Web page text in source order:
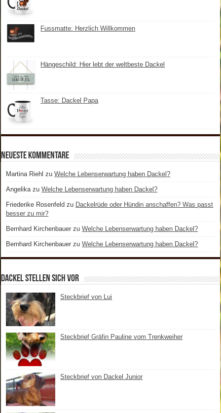
Fussmatte: Herzlich Willkommen
Hängeschild: Hier lebt der weltbeste Dackel
Tasse: Dackel Papa
Neueste Kommentare
Martina Riehl zuWelche Lebenserwartung haben Dackel?
Angelika zuWelche Lebenserwartung haben Dackel?
Friederike Rosenfeld zu Dackelrüde oder Hündin anschaffen? Was passt
besser zu mir?
Bernhard Kirchenbauer zuWelche Lebenserwartung haben Dackel?
Bernhard Kirchenbauer zuWelche Lebenserwartung haben Dackel?
Dackel stellen sich vor
Steckbrief von Lui
Steckbrief Gräfin Pauline vom Trenkweiher
Steckbrief von Dackel Junior